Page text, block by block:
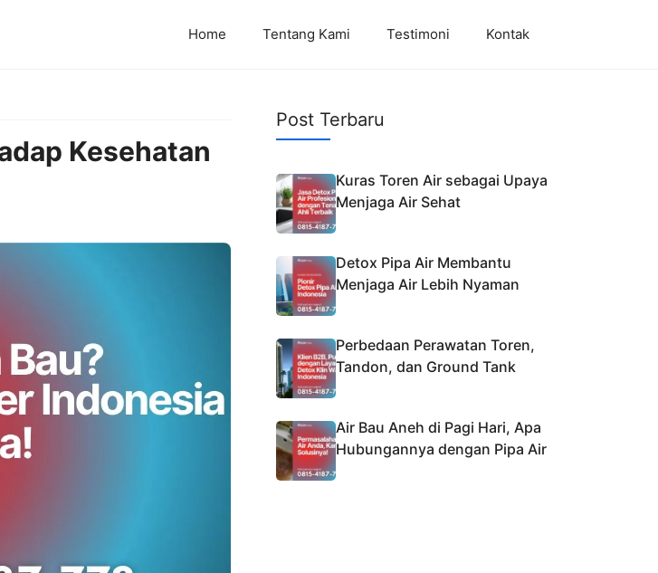
Home Tentang Kami Testimoni Kontak
Kesehatan
Post Terbaru
Kuras Toren Air sebagai Upaya
Menjaga Air Sehat
Detox Pipa Air Membantu
Menjaga Air Lebih Nyaman
Perbedaan Perawatan Toren,
Tandon, dan Ground Tank
Air Bau Aneh di Pagi Hari, Apa
Hubungannya dengan Pipa Air